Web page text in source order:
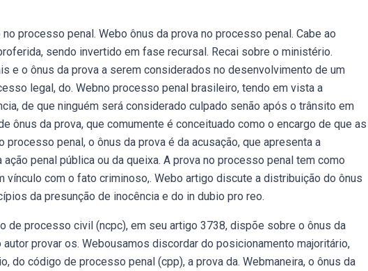
processo penal. Webo ônus da prova no processo penal. Cabe ao
sendo invertido em fase recursal. Recai sobre o ministério.
e o ônus da prova a serem considerados no desenvolvimento de um
legal, do. Webno processo penal brasileiro, tendo em vista a
de que ninguém será considerado culpado senão após o trânsito em
ônus da prova, que comumente é conceituado como o encargo de que as
penal, o ônus da prova é da acusação, que apresenta a
penal pública ou da queixa. A prova no processo penal tem como
vínculo com o fato criminoso,. Webo artigo discute a distribuição do ônus
da presunção de inocência e do in dubio pro reo.
de processo civil (ncpc), em seu artigo 3738, dispõe sobre o ônus da
provar os. Webousamos discordar do posicionamento majoritário,
do código de processo penal (cpp), a prova da. Webmaneira, o ônus da